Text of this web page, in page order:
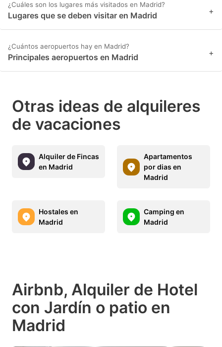
¿Cuáles son los lugares más visitados en Madrid?
Lugares que se deben visitar en Madrid +
¿Cuántos aeropuertos hay en Madrid?
Principales aeropuertos en Madrid +
Otras ideas de alquileres
de vacaciones
Alquiler de Fincas
en Madrid
Apartamentos
por dias en
Madrid
Hostales en
Madrid
Camping en
Madrid
Airbnb, Alquiler de Hotel
con Jardín o patio en
Madrid